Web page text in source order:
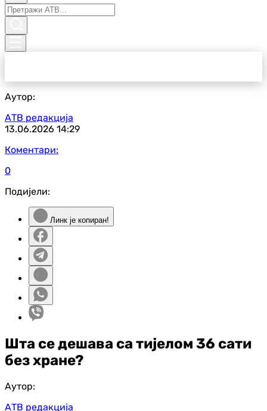
Аутор:
АТВ редакција
13.06.2026 14:29
Коментари:
0
Подијели:
Линк је копиран!
Шта се дешава са тијелом 36 сати
без хране?
Аутор:
АТВ редакција